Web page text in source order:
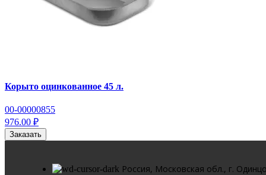
Корыто оцинкованное 45 л.
00-00000855
976.00 ₽
Заказать
Россия, Московская обл., г.